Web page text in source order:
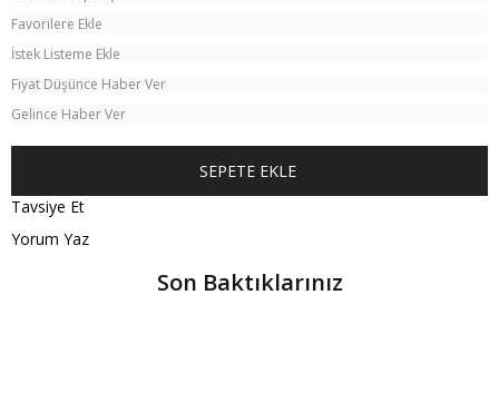
Favorilere Ekle
İstek Listeme Ekle
Fiyat Düşünce Haber Ver
Gelince Haber Ver
Tavsiye Et
Yorum Yaz
Son Baktıklarınız